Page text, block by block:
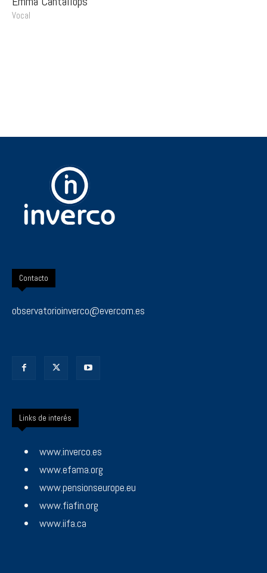
Vocal
Contacto
observatorioinverco@evercom.es
Links de interés
www.inverco.es
www.efama.org
www.pensionseurope.eu
www.fiafin.org
www.iifa.ca